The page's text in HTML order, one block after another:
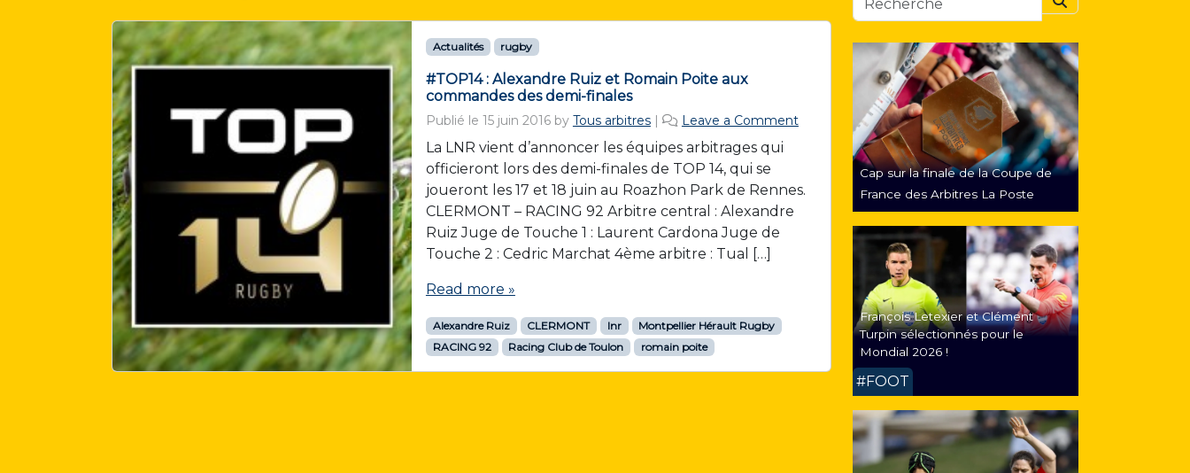
Actualités rugby
#TOP14 : Alexandre Ruiz et Romain Poite aux
commandes des demi-finales
Publié le 15 juin 2016by Tous arbitres | Leave a Comment
La LNR vient d’annoncer les équipes arbitrages qui
officieront lors des demi-finales de TOP 14, qui se
joueront les 17 et 18 juin au Roazhon Park de Rennes.
CLERMONT – RACING 92 Arbitre central : Alexandre
Ruiz Juge de Touche 1 : Laurent Cardona Juge de
Touche 2 : Cedric Marchat 4ème arbitre : Tual […]
Read more »
Alexandre Ruiz CLERMONT lnr
Montpellier Hérault Rugby
RACING 92
Racing Club de Toulon romain poite
Search
Cap sur la finale de la Coupe de
France des Arbitres La Poste
François Letexier et Clément
Turpin sélectionnés pour le
Mondial 2026 !
#FOOT